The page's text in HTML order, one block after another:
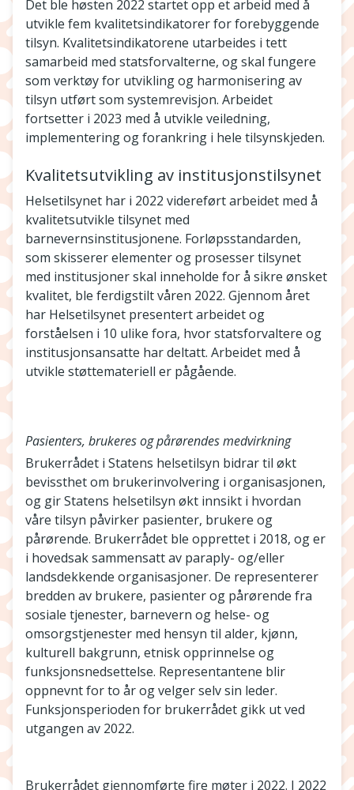
Det ble høsten 2022 startet opp et arbeid med å
utvikle fem kvalitetsindikatorer for forebyggende
tilsyn. Kvalitetsindikatorene utarbeides i tett
samarbeid med statsforvalterne, og skal fungere
som verktøy for utvikling og harmonisering av
tilsyn utført som systemrevisjon. Arbeidet
fortsetter i 2023 med å utvikle veiledning,
implementering og forankring i hele tilsynskjeden.
Kvalitetsutvikling av institusjonstilsynet
Helsetilsynet har i 2022 videreført arbeidet med å
kvalitetsutvikle tilsynet med
barnevernsinstitusjonene. Forløpsstandarden,
som skisserer elementer og prosesser tilsynet
med institusjoner skal inneholde for å sikre ønsket
kvalitet, ble ferdigstilt våren 2022. Gjennom året
har Helsetilsynet presentert arbeidet og
forståelsen i 10 ulike fora, hvor statsforvaltere og
institusjonsansatte har deltatt. Arbeidet med å
utvikle støttemateriell er pågående.
Pasienters, brukeres og pårørendes medvirkning
Brukerrådet i Statens helsetilsyn bidrar til økt
bevissthet om brukerinvolvering i organisasjonen,
og gir Statens helsetilsyn økt innsikt i hvordan
våre tilsyn påvirker pasienter, brukere og
pårørende. Brukerrådet ble opprettet i 2018, og er
i hovedsak sammensatt av paraply- og/eller
landsdekkende organisasjoner. De representerer
bredden av brukere, pasienter og pårørende fra
sosiale tjenester, barnevern og helse- og
omsorgstjenester med hensyn til alder, kjønn,
kulturell bakgrunn, etnisk opprinnelse og
funksjonsnedsettelse. Representantene blir
oppnevnt for to år og velger selv sin leder.
Funksjonsperioden for brukerrådet gikk ut ved
utgangen av 2022.
Brukerrådet gjennomførte fire møter i 2022. I 2022